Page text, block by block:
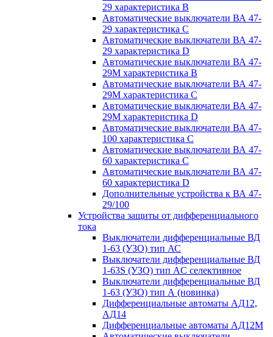
29 характеристика В
Автоматические выключатели ВА 47-
29 характеристика C
Автоматические выключатели ВА 47-
29 характеристика D
Автоматические выключатели ВА 47-
29M характеристика В
Автоматические выключатели ВА 47-
29M характеристика C
Автоматические выключатели ВА 47-
29M характеристика D
Автоматические выключатели ВА 47-
100 характеристика C
Автоматические выключатели ВА 47-
60 характеристика C
Автоматические выключатели ВА 47-
60 характеристика D
Дополнительные устройства к ВА 47-
29/100
Устройства защиты от дифференциального
тока
Выключатели дифференциальные ВД
1-63 (УЗО) тип АС
Выключатели дифференциальные ВД
1-63S (УЗО) тип АC селективное
Выключатели дифференциальные ВД
1-63 (УЗО) тип А (новинка)
Дифференциальные автоматы АД12,
АД14
Дифференциальные автоматы АД12М